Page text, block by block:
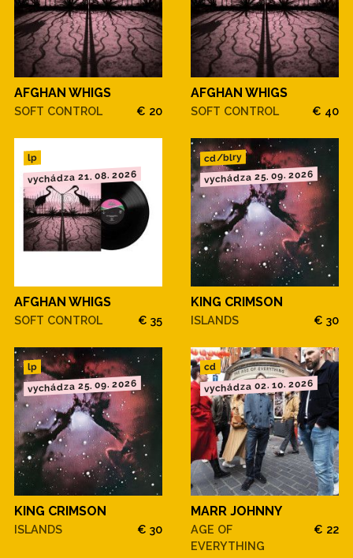
AFGHAN WHIGS
SOFT CONTROL € 20
AFGHAN WHIGS
SOFT CONTROL € 40
lp
vychádza 21. 08. 2026
AFGHAN WHIGS
SOFT CONTROL € 35
cd/blry
vychádza 25. 09. 2026
KING CRIMSON
ISLANDS € 30
lp
vychádza 25. 09. 2026
KING CRIMSON
ISLANDS € 30
cd
vychádza 02. 10. 2026
MARR JOHNNY
AGE OF
EVERYTHING
€ 22